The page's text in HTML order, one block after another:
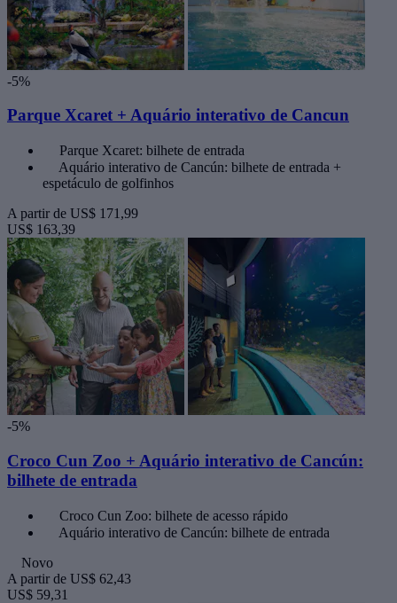
-5%
Parque Xcaret + Aquário interativo de Cancun
Parque Xcaret: bilhete de entrada
Aquário interativo de Cancún: bilhete de entrada +
espetáculo de golfinhos
A partir de US$ 171,99
US$ 163,39
-5%
Croco Cun Zoo + Aquário interativo de Cancún:
bilhete de entrada
Croco Cun Zoo: bilhete de acesso rápido
Aquário interativo de Cancún: bilhete de entrada
Novo
A partir de US$ 62,43
US$ 59,31